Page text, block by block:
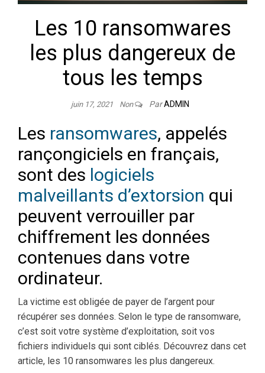
Les 10 ransomwares
les plus dangereux de
tous les temps
juin 17, 2021 Non ParADMIN
Les ransomwares, appelés
rançongiciels en français,
sont des logiciels
malveillants d’extorsion qui
peuvent verrouiller par
chiffrement les données
contenues dans votre
ordinateur.
La victime est obligée de payer de l’argent pour
récupérer ses données. Selon le type de ransomware,
c’est soit votre système d’exploitation, soit vos
fichiers individuels qui sont ciblés. Découvrez dans cet
article, les 10 ransomwares les plus dangereux.